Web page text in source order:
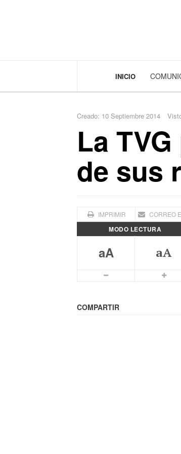
INICIO
Creado: 10 Septiembre 2014
La
de sus
IMPRIMIR CORREO
MODO LECTURA
aA aA
Letra mas pequeña
COMPARTIR